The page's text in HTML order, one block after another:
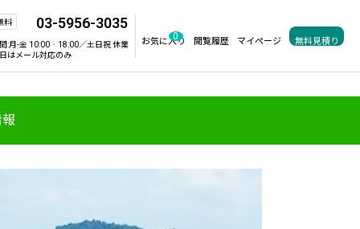
料 03-5956-3035
:月-金 10:00‐18:00／土日祝 休業
はメール対応のみ
お気に入り
0 閲覧履歴 マイページ 無料見積り